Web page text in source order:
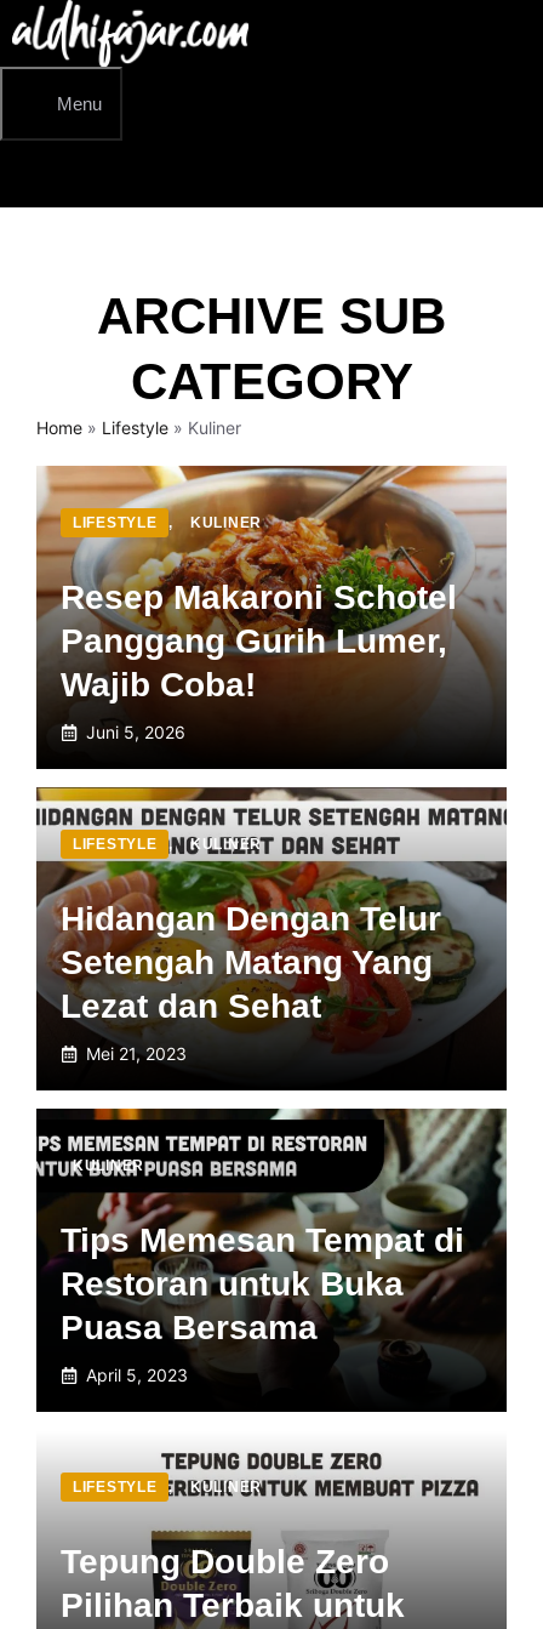
Langsung
ke
Menu
ARCHIVE SUB
CATEGORY
Home » Lifestyle » Kuliner
LIFESTYLE , KULINER
Resep Makaroni Schotel
Panggang Gurih Lumer,
Wajib Coba!
Juni 5, 2026
LIFESTYLE , KULINER
Hidangan Dengan Telur
Setengah Matang Yang
Lezat dan Sehat
Mei 21, 2023
KULINER
Tips Memesan Tempat di
Restoran untuk Buka
Puasa Bersama
April 5, 2023
LIFESTYLE , KULINER
Tepung Double Zero
Pilihan Terbaik untuk